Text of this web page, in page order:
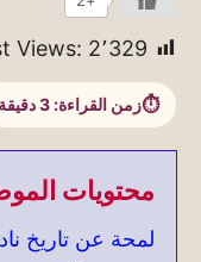
Views: 2٬329
زمن القراءة: 3دقيقة
محتويات
لمحة عن تاريخ